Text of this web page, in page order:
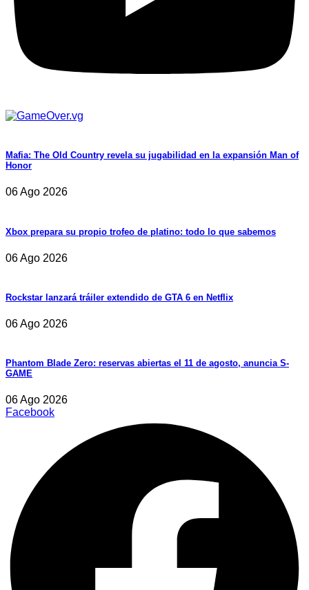
Mafia: The Old Country revela su jugabilidad en la expansión Man of
Honor
06 Ago 2026
Xbox prepara su propio trofeo de platino: todo lo que sabemos
06 Ago 2026
Rockstar lanzará tráiler extendido de GTA 6 en Netflix
06 Ago 2026
Phantom Blade Zero: reservas abiertas el 11 de agosto, anuncia S-
GAME
06 Ago 2026
Facebook